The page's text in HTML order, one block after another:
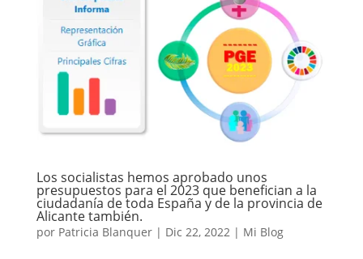
Los socialistas hemos aprobado unos
presupuestos para el 2023 que benefician a la
ciudadanía de toda España y de la provincia de
Alicante también.
por Patricia Blanquer| Dic 22, 2022| Mi Blog